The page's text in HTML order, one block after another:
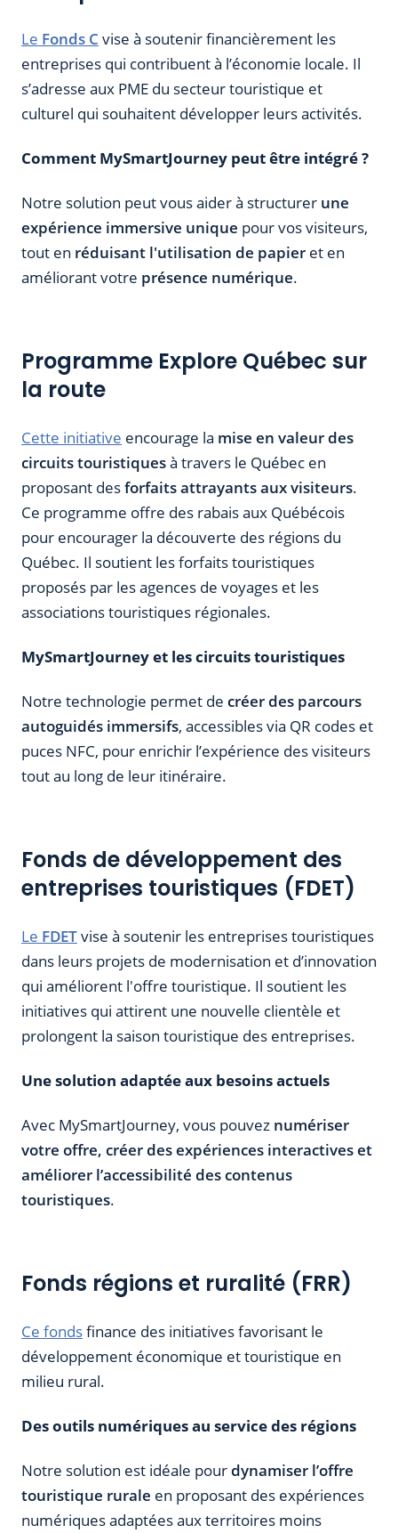
Le Fonds C vise à soutenir financièrement les
entreprises qui contribuent à l’économie locale. Il
s’adresse aux PME du secteur touristique et
culturel qui souhaitent développer leurs activités.
Comment MySmartJourney peut être intégré ?
Notre solution peut vous aider à structurer une
expérience immersive unique pour vos visiteurs,
tout en réduisant l'utilisation de papier et en
améliorant votre présence numérique.
Programme Explore Québec sur
la route
Cette initiative encourage la mise en valeur des
circuits touristiquesà travers le Québec en
proposant desforfaits attrayants aux visiteurs.
Ce programme offre des rabais aux Québécois
pour encourager la découverte des régions du
Québec. Il soutient les forfaits touristiques
proposés par les agences de voyages et les
associations touristiques régionales.
MySmartJourney et les circuits touristiques
Notre technologie permet de créer des parcours
autoguidés immersifs, accessibles via QR codes et
puces NFC, pour enrichir l’expérience des visiteurs
tout au long de leur itinéraire.
Fonds de développement des
entreprises touristiques (FDET)
Le FDETvise à soutenir les entreprises touristiques
dans leurs projets de modernisation et d’innovation
qui améliorent l'offre touristique. Il soutient les
initiatives qui attirent une nouvelle clientèle et
prolongent la saison touristique des entreprises.​
Une solution adaptée aux besoins actuels
Avec MySmartJourney, vous pouvez numériser
votre offre, créer des expériences interactives et
améliorer l’accessibilité des contenus
touristiques.
Fonds régions et ruralité (FRR)
Ce fondsfinance des initiatives favorisant le
développement économique et touristique en
milieu rural.
Des outils numériques au service des régions
Notre solution est idéale pourdynamiser l’offre
touristique rurale en proposant des expériences
numériques adaptées aux territoires moins